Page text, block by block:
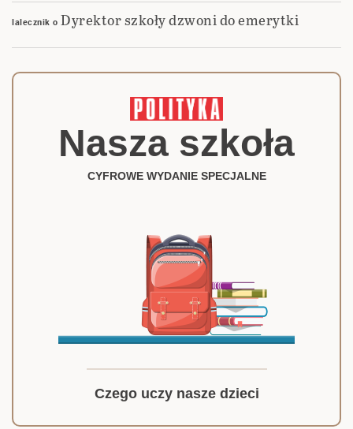
lalecznik o Dyrektor szkoły dzwoni do emerytki
Nasza szkoła
CYFROWE WYDANIE SPECJALNE
Czego uczy nasze dzieci